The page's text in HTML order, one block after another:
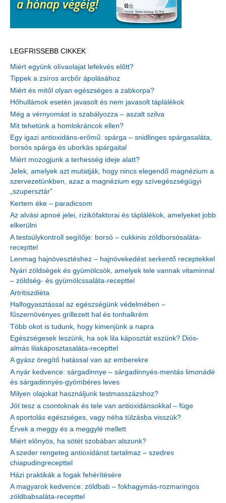
LEGFRISSEBB CIKKEK
Miért együnk olívaolajat lefekvés előtt?
Tippek a zsíros arcbőr ápolásához
Miért és mitől olyan egészséges a zabkorpa?
Hőhullámok esetén javasolt és nem javasolt táplálékok
Még a vérnyomást is szabályozza – aszalt szilva
Mit tehetünk a homlokráncok ellen?
Egy igazi antioxidáns-erőmű: spárga – snidlinges spárgasaláta,
borsós spárga és uborkás spárgaital
Miért mozogjunk a terhesség ideje alatt?
Jelek, amelyek azt mutatják, hogy nincs elegendő magnézium a
szervezetünkben, azaz a magnézium egy szívegészségügyi
„szupersztár”
Kertem éke – paradicsom
Az alvási apnoé jelei, rizikófaktorai és táplálékok, amelyeket jobb
elkerülni
A testsúlykontroll segítője: borsó – cukkinis zöldborsósaláta-
recepttel
Lenmag hajnövesztéshez – hajnövekedést serkentő receptekkel
Nyári zöldségek és gyümölcsök, amelyek tele vannak vitaminnal
– zöldség- és gyümölcssaláta-recepttel
Artritiszdiéta
Halfogyasztással az egészségünk védelmében –
fűszernövényes grillezett hal és tonhalkrém
Több okot is tudunk, hogy kimenjünk a napra
Egészségesek leszünk, ha sok lila káposztát eszünk? Diós-
almás lilakáposztasaláta-recepttel
A gyász öregítő hatással van az emberekre
A nyár kedvence: sárgadinnye – sárgadinnyés-mentás limonádé
és sárgadinnyés-gyömbéres leves
Milyen olajokat használjunk testmasszázshoz?
Jót tesz a csontoknak és tele van antioxidánsokkal – füge
A sportolás egészséges, vagy néha túlzásba visszük?
Érvek a meggy és a meggylé mellett
Miért előnyös, ha sötét szobában alszunk?
A szeder rengeteg antioxidánst tartalmaz – szedres
chiapudingrecepttel
Házi praktikák a fogak fehérítésére
A magyarok kedvence: zöldbab – fokhagymás-rozmaringos
zöldbabsaláta-recepttel